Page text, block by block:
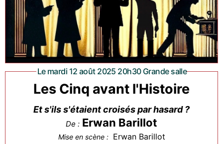
Le mardi 12 août 2025 20h30 Grande salle
Les Cinq avant l'Histoire
Et s'ils s'étaient croisés par hasard ?
De : Erwan Barillot
Mise en scène : Erwan Barillot